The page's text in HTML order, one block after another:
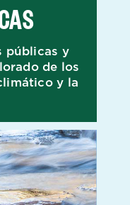
públicas y
de los
y la